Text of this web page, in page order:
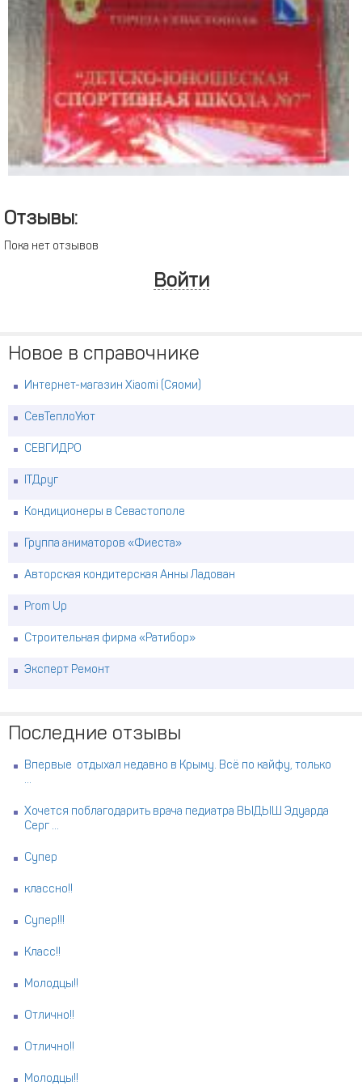
Отзывы:
Пока нет отзывов
Войти
Новое в справочнике
Интернет-магазин Xiaomi (Сяоми)
СевТеплоУют
СЕВГИДРО
ITДруг
Кондиционеры в Севастополе
Группа аниматоров «Фиеста»
Авторская кондитерская Анны Ладован
Prom Up
Строительная фирма «Ратибор»
Эксперт Ремонт
Последние отзывы
Впервые отдыхал недавно в Крыму. Всё по кайфу, только
...
Хочется поблагодарить врача педиатра ВЫДЫШ Эдуарда
Серг ...
Супер
классно!!
Супер!!!
Класс!!
Молодцы!!
Отлично!!
Отлично!!
Молодцы!!